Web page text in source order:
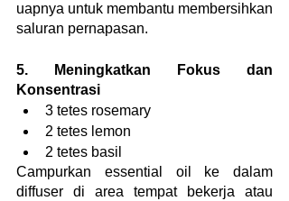
uapnya untuk membantu membersihkan
saluran pernapasan.
5. Meningkatkan Fokus dan
Konsentrasi
3 tetes rosemary
2 tetes lemon
2 tetes basil
Campurkan essential oil ke dalam
diffuser di area tempat bekerja atau